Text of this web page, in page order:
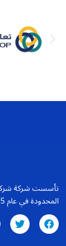
تأسست شركة
المحدودة في عام 2005، المملكة المتحدة